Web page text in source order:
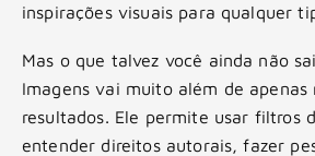
inspirações visuais para qualquer
Mas o que talvez você ainda não
Imagens vai muito além de apenas
resultados. Ele permite usar filtros
entender direitos autorais, fazer